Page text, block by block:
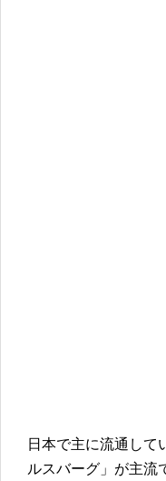
日本で主に流通して
ルスバーグ」が主流